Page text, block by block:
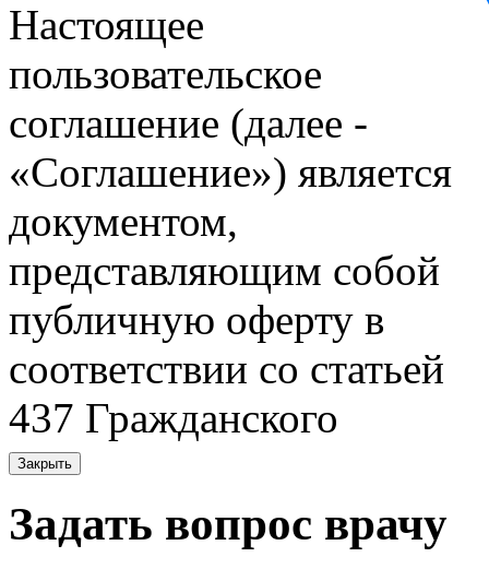
Настоящее
пользовательское
соглашение (далее -
«Соглашение») является
документом,
представляющим собой
публичную оферту в
соответствии со статьей
437 Гражданского
кодекса Российской
Федерации, и содержит
Закрыть
Задать вопрос врачу